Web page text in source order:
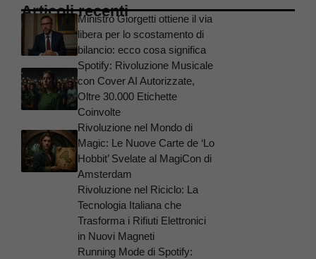
Articoli recentiMinistro Giorgetti ottiene il via
libera per lo scostamento di
bilancio: ecco cosa significa
Spotify: Rivoluzione Musicale
con Cover AI Autorizzate,
Oltre 30.000 Etichette
Coinvolte
Rivoluzione nel Mondo di
Magic: Le Nuove Carte de ‘Lo
Hobbit’ Svelate al MagiCon di
Amsterdam
Rivoluzione nel Riciclo: La
Tecnologia Italiana che
Trasforma i Rifiuti Elettronici
in Nuovi Magneti
Running Mode di Spotify: